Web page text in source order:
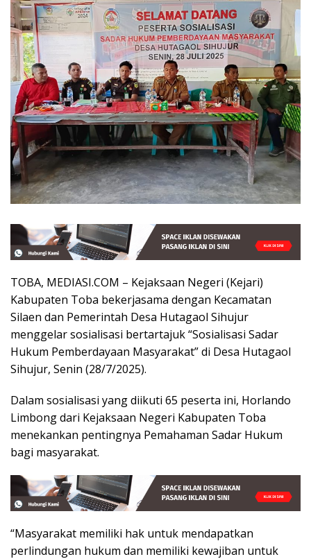
TOBA, MEDIASI.COM – Kejaksaan Negeri (Kejari)
Kabupaten Toba bekerjasama dengan Kecamatan
Silaen dan Pemerintah Desa Hutagaol Sihujur
menggelar sosialisasi bertartajuk “Sosialisasi Sadar
Hukum Pemberdayaan Masyarakat” di Desa Hutagaol
Sihujur, Senin (28/7/2025).
Dalam sosialisasi yang diikuti 65 peserta ini, Horlando
Limbong dari Kejaksaan Negeri Kabupaten Toba
menekankan pentingnya Pemahaman Sadar Hukum
bagi masyarakat.
“Masyarakat memiliki hak untuk mendapatkan
perlindungan hukum dan memiliki kewajiban untuk